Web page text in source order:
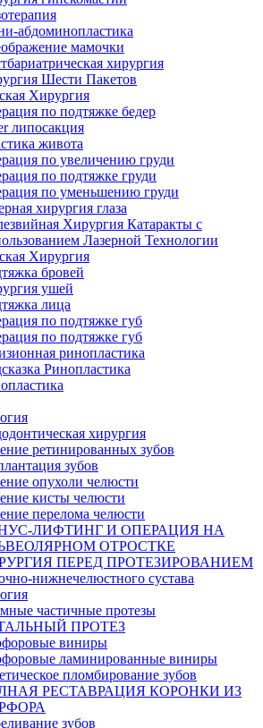
абдоминопластика
мамочки
хирургия
Шести Пакетов
Хирургия
по подтяжке бедер
липосакция
живота
по увеличению груди
по подтяжке груди
по уменьшению груди
хирургия глаза
Хирургия Катаракты с
Лазерной Технологии
Хирургия
бровей
ушей
лица
по подтяжке губ
по подтяжке губ
ринопластика
Ринопластика
хирургия
ретинированных зубов
зубов
опухоли челюсти
кисты челюсти
перелома челюсти
ЛИФТИНГ И ОПЕРАЦИЯ НА
ОТРОСТКЕ
ПЕРЕД ПРОТЕЗИРОВАНИЕМ
нижнечелюстного сустава
частичные протезы
ПРОТЕЗ
виниры
ламинированные виниры
пломбирование зубов
РЕСТАВРАЦИЯ КОРОНКИ ИЗ
зубов